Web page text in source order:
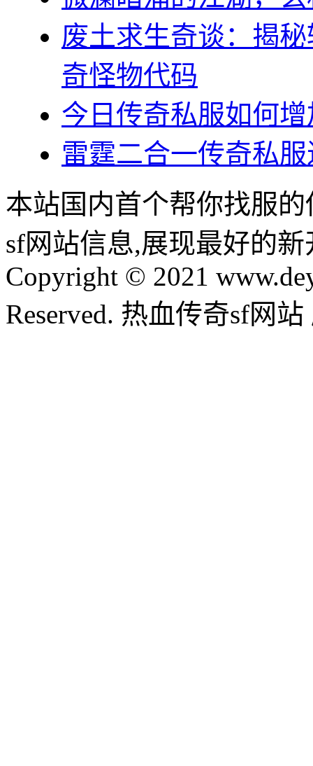
废土求生奇谈：揭
奇怪物代码
今日传奇私服如何
雷霆二合一传奇私
本站国内首个帮你找服
sf网站信息,展现最好的
Copyright © 2021
Reserved. 热血传奇sf网